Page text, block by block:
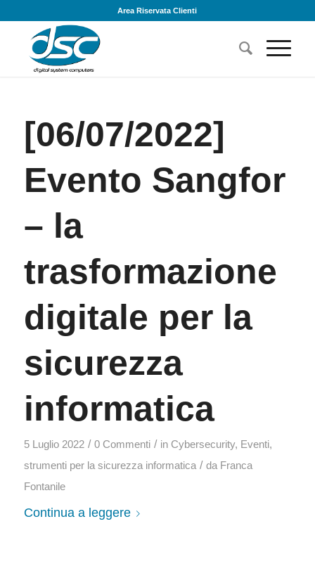
Area Riservata Clienti
[06/07/2022]
Evento Sangfor
– la
trasformazione
digitale per la
sicurezza
informatica
5 Luglio 2022 / 0 Commenti / in Cybersecurity, Eventi,
strumenti per la sicurezza informatica / da Franca
Fontanile
Continua a leggere